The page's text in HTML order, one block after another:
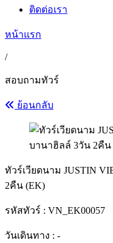
ติดต่อเรา
หน้าแรก
/
สอบถามทัวร์
ย้อนกลับ
ทัวร์เวียดนาม JUSTIN
2คืน (EK)
รหัสทัวร์ : VN_EK00057
วันเดินทาง : -